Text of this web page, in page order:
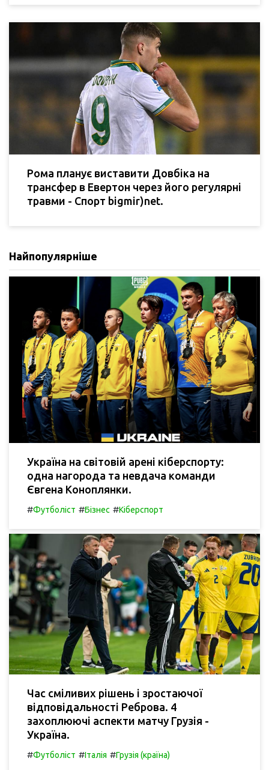
Рома планує виставити Довбіка на
трансфер в Евертон через його регулярні
травми - Спорт bigmir)net.
Найпопулярніше
Україна на світовій арені кіберспорту:
одна нагорода та невдача команди
Євгена Коноплянки.
#Футболіст #Бізнес #Кіберспорт
Час сміливих рішень і зростаючої
відповідальності Реброва. 4
захоплюючі аспекти матчу Грузія -
Україна.
#Футболіст #Італія #Грузія (країна)